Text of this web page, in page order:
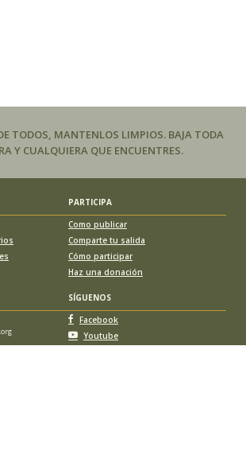
TODOS, MANTENLOS LIMPIOS. BAJA TODA
Y CUALQUIERA QUE ENCUENTRES.
PARTICIPA
Como publicar
Comparte tu salida
Cómo participar
Haz una donación
SÍGUENOS
Facebook
Youtube